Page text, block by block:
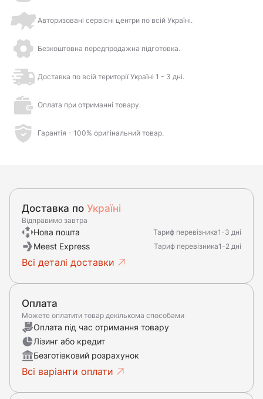
Авторизовані сервісні центри по всій Україні.
Безкоштовна передпродажна підготовка.
Доставка по всій території Україні 1 - 3 дні.
Оплата при отриманні товару.
Гарантія - 100% оригінальний товар.
Доставка по Україні
Відправимо завтра
Нова пошта Тариф перевізника1-3 дні
Meest Express Тариф перевізника1-2 дні
Всі деталі доставки
Оплата
Можете оплатити товар декількома способами
Оплата під час отримання товару
Лізинг або кредит
Безготівковий розрахунок
Всі варіанти оплати